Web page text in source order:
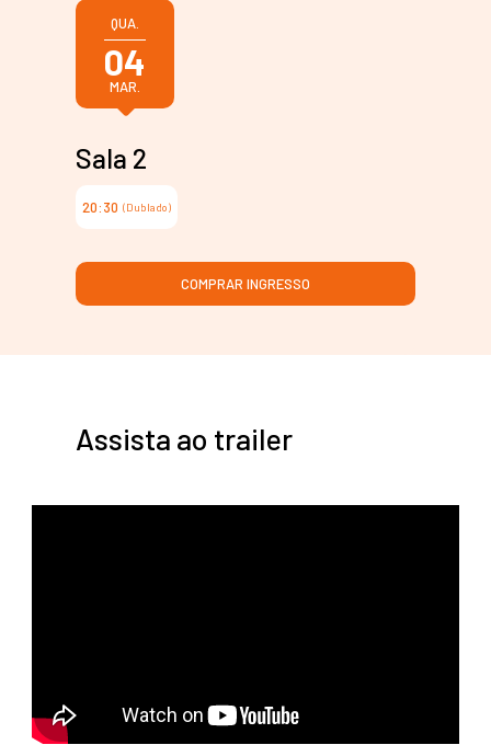
QUA.
04
MAR.
Sala 2
20:30 (Dublado)
COMPRAR INGRESSO
Assista ao trailer